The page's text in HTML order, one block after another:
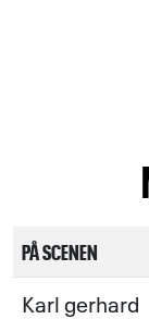
PÅ SCENEN
Karl gerhard